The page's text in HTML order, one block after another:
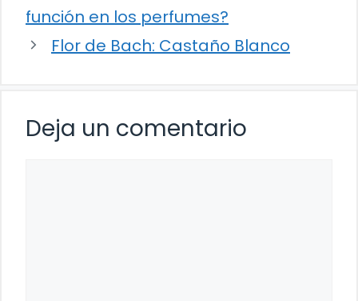
función en los perfumes?
Flor de Bach: Castaño Blanco
Deja un comentario